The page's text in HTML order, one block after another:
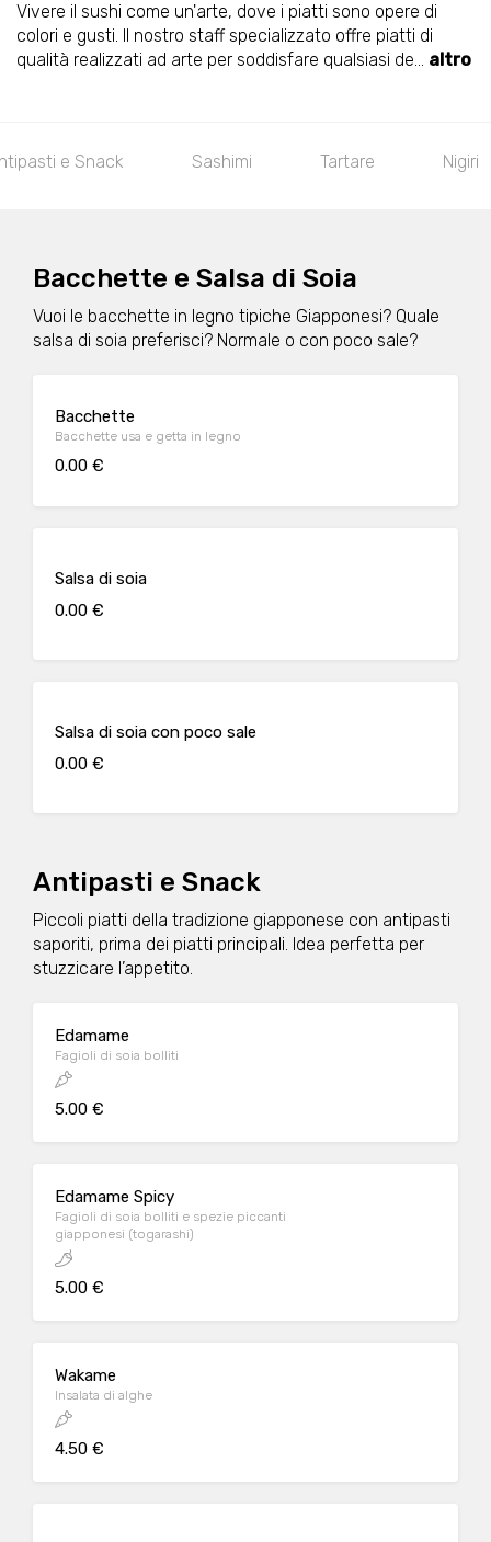
Vivere il sushi come un'arte, dove i piatti sono opere di
colori e gusti. Il nostro staff specializzato offre piatti di
qualità realizzati ad arte per soddisfare qualsiasi de... altro
e Snack Sashimi Tartare Nigiri
Bacchette e Salsa di Soia
Vuoi le bacchette in legno tipiche Giapponesi? Quale
salsa di soia preferisci? Normale o con poco sale?
Bacchette
Bacchette usa e getta in legno
0.00 €
Salsa di soia
0.00 €
Salsa di soia con poco sale
0.00 €
Antipasti e Snack
Piccoli piatti della tradizione giapponese con antipasti
saporiti, prima dei piatti principali. Idea perfetta per
stuzzicare l’appetito.
Edamame
Fagioli di soia bolliti
5.00 €
Edamame Spicy
Fagioli di soia bolliti e spezie piccanti
giapponesi (togarashi)
5.00 €
Wakame
Insalata di alghe
4.50 €